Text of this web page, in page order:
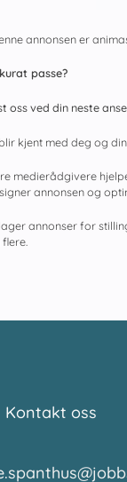
annonsen er
passe?
oss ved din neste
kjent med deg og
medierådgivere
annonsen og
annonser for
Kontakt oss